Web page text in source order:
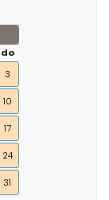
do
3
10
17
24
31